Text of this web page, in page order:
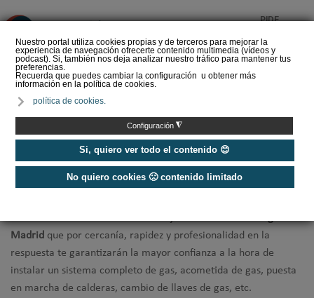
Nuestro portal utiliza cookies propias y de terceros para mejorar la
experiencia de navegación ofrecerte contenido multimedia (vídeos y
podcast). Si, también nos deja analizar nuestro tráfico para mantener tus
preferencias.
Recuerda que puedes cambiar la configuración u obtener más
información en la política de cookies.
política de cookies.
Configuración ◮
Si, quiero ver todo el contenido 😊
No quiero cookies 🙁 contenido limitado
PIDE
CALORYFRIO
Inicio
Instaladores Gas Madrid
¿Necesitas hacer lainstalación de gas natural en tu vivienda o
Madrid que por cercanía, rapidez y profesionalidad en la
respuesta te garantizarán la mayor confianza a la hora de
instalar un sistema completo de gas, acometida de gas, puesta
en marcha de calderas, cambio de llaves de gas, etc.